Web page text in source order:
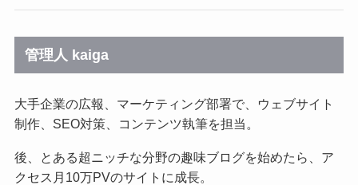
管理人 kaiga
大手企業の広報、マーケティング部署で、ウェブサイト
制作、SEO対策、コンテンツ執筆を担当。
後、とある超ニッチな分野の趣味ブログを始めたら、ア
クセス月10万PVのサイトに成長。